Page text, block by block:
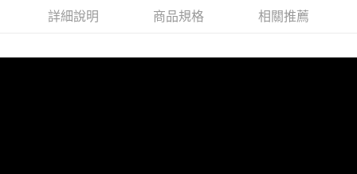
詳細說明 商品規格 相關推薦